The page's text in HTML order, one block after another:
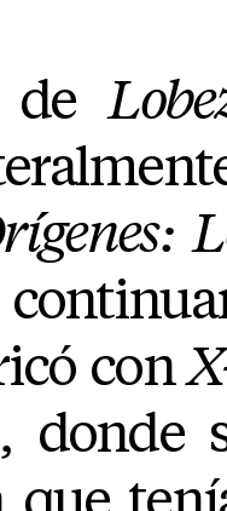
de
con
donde